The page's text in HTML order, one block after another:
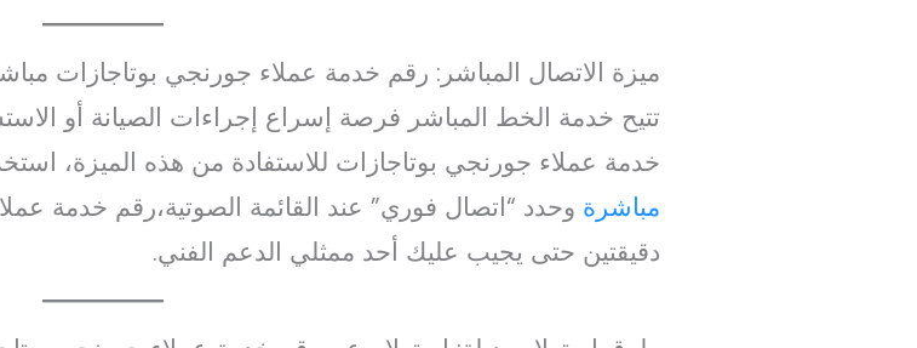
ميزة الاتصال المباشر: رقم خدمة عملاء جورنجي بوتاجازات
تتيح خدمة الخط المباشر فرصة إسراع إجراءات الصيانة أو
خدمة عملاء جورنجي بوتاجازات للاستفادة من هذه الميزة،
مباشرة وحدد “اتصال فوري” عند القائمة الصوتية،رقم خدمة
دقيقتين حتى يجيب عليك أحد ممثلي الدعم الفني.